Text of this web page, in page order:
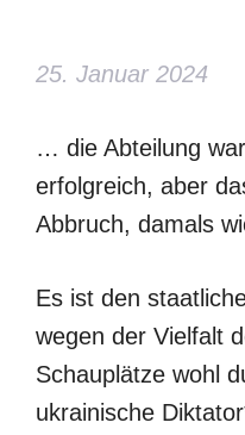
25. Januar 2024
… die Abteilung
erfolgreich, aber
Abbruch, damals
Es ist den
wegen der Vielfalt
Schauplätze wohl
ukrainische